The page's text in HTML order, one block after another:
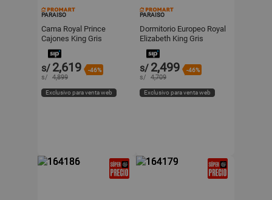
PARAISO
Cama Royal Prince
Cajones King Gris
Paraiso
s/ 2,619 -46%
s/ 4,899
Exclusivo para venta web
PARAISO
Dormitorio Europeo Royal
Elizabeth King Gris
Paraiso
s/ 2,499 -46%
s/ 4,709
Exclusivo para venta web